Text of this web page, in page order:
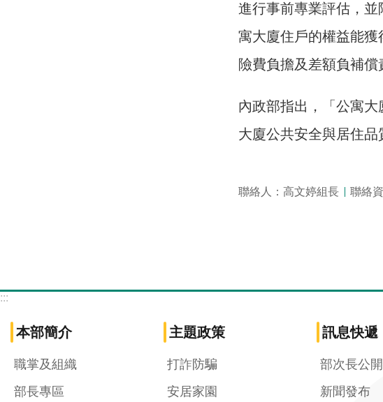
進行事前專業評估，
寓大廈住戶的權益能
險費負擔及差額負補償
內政部指出，「公寓
大廈公共安全與居住品
聯絡人：高文婷組長 聯絡
:::
本部簡介
職掌及組織
部長專區
主題政策
打詐防騙
安居家園
訊息快遞
部次長公
新聞發布